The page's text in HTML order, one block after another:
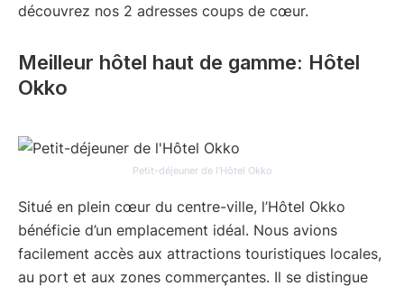
découvrez nos 2 adresses coups de cœur.
Meilleur hôtel haut de gamme: Hôtel
Okko
Petit-déjeuner de l’Hôtel Okko
Situé en plein cœur du centre-ville, l’Hôtel Okko
bénéficie d’un emplacement idéal. Nous avions
facilement accès aux attractions touristiques locales,
au port et aux zones commerçantes. Il se distingue